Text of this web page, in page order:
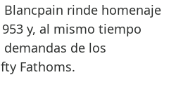
rinde homenaje
y, al mismo tiempo
de los
Fathoms.